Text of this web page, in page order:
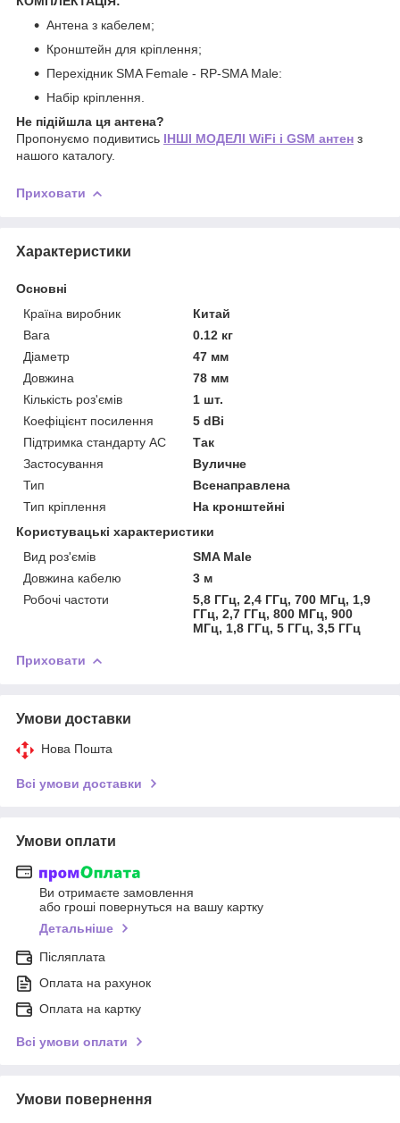
Антена з кабелем;
Кронштейн для кріплення;
Перехідник SMA Female - RP-SMA Male:
Набір кріплення.
Не підійшла ця антена?
Пропонуємо подивитись ІНШІ МОДЕЛІ WiFi і GSM антен з
нашого каталогу.
Приховати
Характеристики
Основні
Країна виробник
Китай
Вага
0.12 кг
Діаметр
47 мм
Довжина
78 мм
Кількість роз'ємів
1 шт.
Коефіцієнт посилення
5 dBi
Підтримка стандарту АС
Так
Застосування
Вуличне
Тип
Всенаправлена
Тип кріплення
На кронштейні
Користувацькі характеристики
Вид роз'ємів
SMA Male
Довжина кабелю
3 м
Робочі частоти
5,8 ГГц, 2,4 ГГц, 700 МГц, 1,9
ГГц, 2,7 ГГц, 800 МГц, 900
МГц, 1,8 ГГц, 5 ГГц, 3,5 ГГц
Приховати
Умови доставки
Нова Пошта
Всі умови доставки
Умови оплати
Ви отримаєте замовлення
або гроші повернуться на вашу картку
Детальніше
Післяплата
Оплата на рахунок
Оплата на картку
Всі умови оплати
Умови повернення